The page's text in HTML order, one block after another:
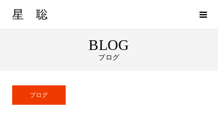
星 聡
BLOG
ブログ
ブログ